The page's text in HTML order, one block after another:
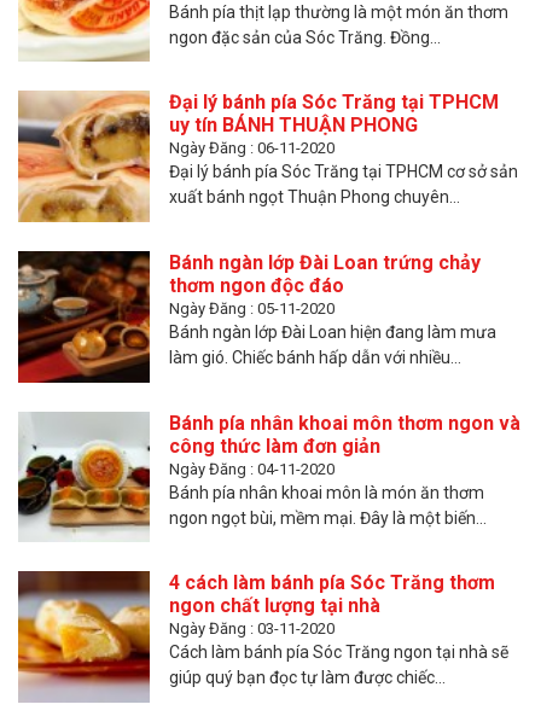
Bánh pía thịt lạp thường là một món ăn thơm
ngon đặc sản của Sóc Trăng. Đồng...
Đại lý bánh pía Sóc Trăng tại TPHCM
uy tín BÁNH THUẬN PHONG
Ngày Đăng : 06-11-2020
Đại lý bánh pía Sóc Trăng tại TPHCM cơ sở sản
xuất bánh ngọt Thuận Phong chuyên...
Bánh ngàn lớp Đài Loan trứng chảy
thơm ngon độc đáo
Ngày Đăng : 05-11-2020
Bánh ngàn lớp Đài Loan hiện đang làm mưa
làm gió. Chiếc bánh hấp dẫn với nhiều...
Bánh pía nhân khoai môn thơm ngon và
công thức làm đơn giản
Ngày Đăng : 04-11-2020
Bánh pía nhân khoai môn là món ăn thơm
ngon ngọt bùi, mềm mại. Đây là một biến...
4 cách làm bánh pía Sóc Trăng thơm
ngon chất lượng tại nhà
Ngày Đăng : 03-11-2020
Cách làm bánh pía Sóc Trăng ngon tại nhà sẽ
giúp quý bạn đọc tự làm được chiếc...